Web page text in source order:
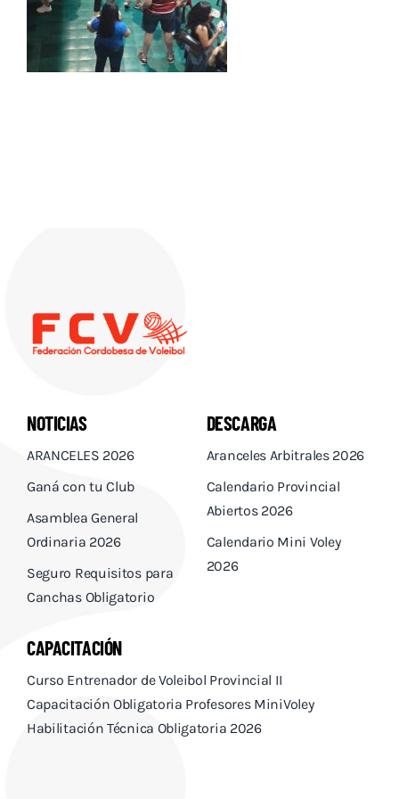
Descargas
Aranceles 2026
NOTICIAS
ARANCELES 2026
Ganá con tu Club
Asamblea General
Ordinaria 2026
Seguro Requisitos para
Canchas Obligatorio
DESCARGA
Aranceles Arbitrales 2026
Calendario Provincial
Abiertos 2026
Calendario Mini Voley
2026
CAPACITACIÓN
Curso Entrenador de Voleibol Provincial II
Capacitación Obligatoria Profesores MiniVoley
Habilitación Técnica Obligatoria 2026